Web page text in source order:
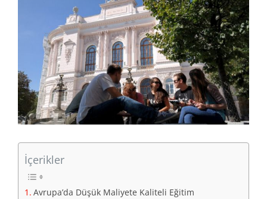
İçerikler
Avrupa’da Düşük Maliyete Kaliteli Eğitim